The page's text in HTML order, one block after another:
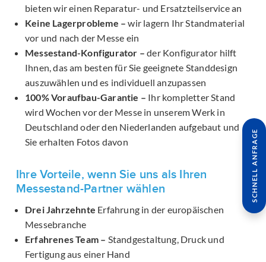
bieten wir einen Reparatur- und Ersatzteilservice an
Keine Lagerprobleme – wir lagern Ihr Standmaterial
vor und nach der Messe ein
Messestand-Konfigurator – der Konfigurator hilft
Ihnen, das am besten für Sie geeignete Standdesign
auszuwählen und es individuell anzupassen
100% Voraufbau-Garantie – Ihr kompletter Stand
wird Wochen vor der Messe in unserem Werk in
Deutschland oder den Niederlanden aufgebaut und
Sie erhalten Fotos davon
Ihre Vorteile, wenn Sie uns als Ihren
Messestand-Partner wählen
Drei Jahrzehnte Erfahrung in der europäischen
Messebranche
Erfahrenes Team – Standgestaltung, Druck und
Fertigung aus einer Hand
SCHNELL ANFRAGE